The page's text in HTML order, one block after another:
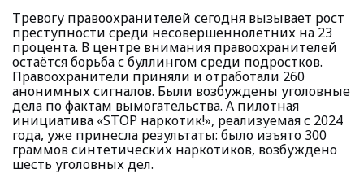
Тревогу правоохранителей сегодня вызывает рост
преступности среди несовершеннолетних на 23
процента. В центре внимания правоохранителей
остаётся борьба с буллингом среди подростков.
Правоохранители приняли и отработали 260
анонимных сигналов. Были возбуждены уголовные
дела по фактам вымогательства. А пилотная
инициатива «STOP наркотик!», реализуемая с 2024
года, уже принесла результаты: было изъято 300
граммов синтетических наркотиков, возбуждено
шесть уголовных дел.